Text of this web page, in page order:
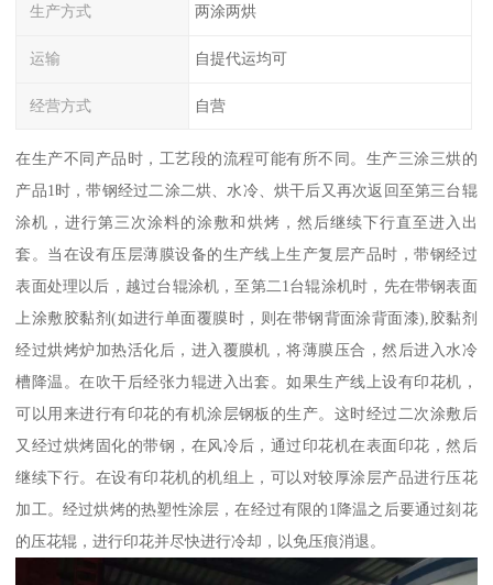
生产方式 两涂两烘
运输 自提代运均可
经营方式 自营
在生产不同产品时，工艺段的流程可能有所不同。生产三涂三烘的
产品1时，带钢经过二涂二烘、水冷、烘干后又再次返回至第三台辊
涂机，进行第三次涂料的涂敷和烘烤，然后继续下行直至进入出
套。当在设有压层薄膜设备的生产线上生产复层产品时，带钢经过
表面处理以后，越过台辊涂机，至第二1台辊涂机时，先在带钢表面
上涂敷胶黏剂(如进行单面覆膜时，则在带钢背面涂背面漆),胶黏剂
经过烘烤炉加热活化后，进入覆膜机，将薄膜压合，然后进入水冷
槽降温。在吹干后经张力辊进入出套。如果生产线上设有印花机，
可以用来进行有印花的有机涂层钢板的生产。这时经过二次涂敷后
又经过烘烤固化的带钢，在风冷后，通过印花机在表面印花，然后
继续下行。在设有印花机的机组上，可以对较厚涂层产品进行压花
加工。经过烘烤的热塑性涂层，在经过有限的1降温之后要通过刻花
的压花辊，进行印花并尽快进行冷却，以免压痕消退。